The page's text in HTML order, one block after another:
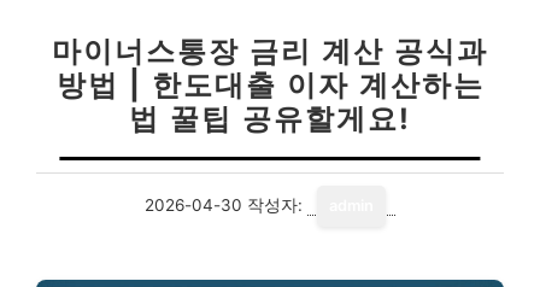
마이너스통장 금리 계산 공식과
방법 | 한도대출 이자 계산하는
법 꿀팁 공유할게요!
2026-04-30 작성자: